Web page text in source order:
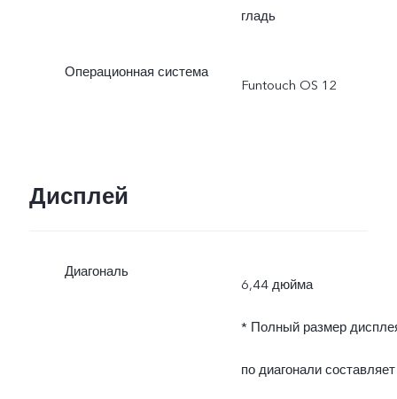
изменяется в
гладь
Операционная система
Funtouch OS 12
Дисплей
Диагональ
6,44 дюйма
* Полный размер
по диагонали составляет